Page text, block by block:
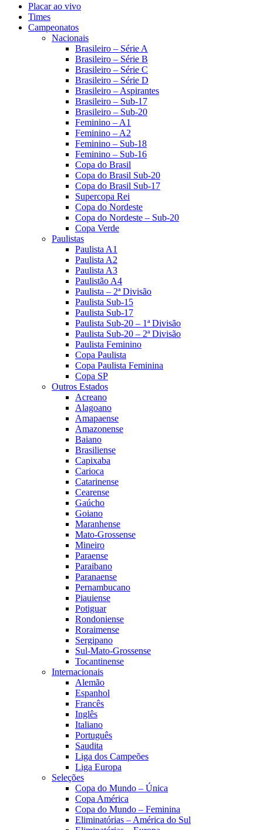
Placar ao vivo
Times
Campeonatos
Nacionais
Brasileiro – Série A
Brasileiro – Série B
Brasileiro – Série C
Brasileiro – Série D
Brasileiro – Aspirantes
Brasileiro – Sub-17
Brasileiro – Sub-20
Feminino – A1
Feminino – A2
Feminino – Sub-18
Feminino – Sub-16
Copa do Brasil
Copa do Brasil Sub-20
Copa do Brasil Sub-17
Supercopa Rei
Copa do Nordeste
Copa do Nordeste – Sub-20
Copa Verde
Paulistas
Paulista A1
Paulista A2
Paulista A3
Paulistão A4
Paulista – 2ª Divisão
Paulista Sub-15
Paulista Sub-17
Paulista Sub-20 – 1ª Divisão
Paulista Sub-20 – 2ª Divisão
Paulista Feminino
Copa Paulista
Copa Paulista Feminina
Copa SP
Outros Estados
Acreano
Alagoano
Amapaense
Amazonense
Baiano
Brasiliense
Capixaba
Carioca
Catarinense
Cearense
Gaúcho
Goiano
Maranhense
Mato-Grossense
Mineiro
Paraense
Paraibano
Paranaense
Pernambucano
Piauiense
Potiguar
Rondoniense
Roraimense
Sergipano
Sul-Mato-Grossense
Tocantinense
Internacionais
Alemão
Espanhol
Francês
Inglês
Italiano
Português
Saudita
Liga dos Campeões
Liga Europa
Seleções
Copa do Mundo – Única
Copa América
Copa do Mundo – Feminina
Eliminatórias – América do Sul